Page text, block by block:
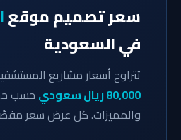
سعر تصميم موقع
في السعودية
تتراوح أسعار مشاريع
80,000 ريال سعودي
حسب
والمميزات. كل عرض سعر